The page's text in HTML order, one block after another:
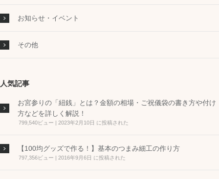
お知らせ・イベント
その他
人気記事
お宮参りの「紐銭」とは？金額の相場・ご祝儀袋の書き方や付け
方などを詳しく解説！
799,540ビュー 2023年2月10日 に投稿された
【100均グッズで作る！】基本のつまみ細工の作り方
797,356ビュー 2016年9月6日 に投稿された